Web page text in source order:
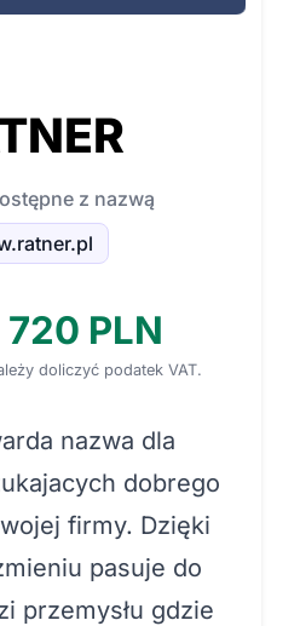
z nazwą
PLN
doliczyć podatek VAT.
nazwa dla
dobrego
firmy. Dzięki
pasuje do
przemysłu gdzie